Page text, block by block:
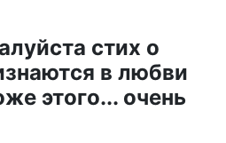
стих о
в любви
этого... очень